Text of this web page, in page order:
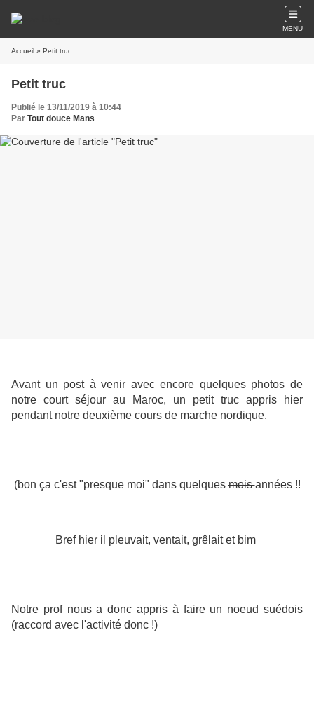
MENU
Accueil » Petit truc
Petit truc
Publié le 13/11/2019 à 10:44
Par Tout douce Mans
Avant un post à venir avec encore quelques photos de
notre court séjour au Maroc, un petit truc appris hier
pendant notre deuxième cours de marche nordique.
(bon ça c'est "presque moi" dans quelquesmoisannées !!
Bref hier il pleuvait, ventait, grêlait et bim
Notre prof nous a donc appris à faire un noeud suédois
(raccord avec l'activité donc !)